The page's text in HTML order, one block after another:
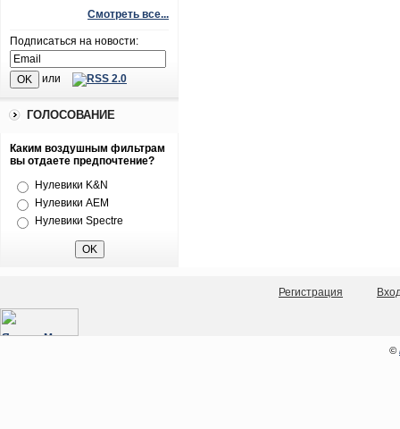
Смотреть все...
Подписаться на новости:
или
ГОЛОСОВАНИЕ
Каким воздушным фильтрам
вы отдаете предпочтение?
Нулевики K&N
Нулевики AEM
Нулевики Spectre
Регистрация
©